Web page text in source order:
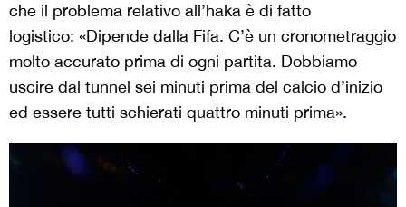
che il problema relativo all’haka è di fatto
logistico: «Dipende dalla Fifa. C’è un cronometraggio
molto accurato prima di ogni partita. Dobbiamo
uscire dal tunnel sei minuti prima del calcio d’inizio
ed essere tutti schierati quattro minuti prima».